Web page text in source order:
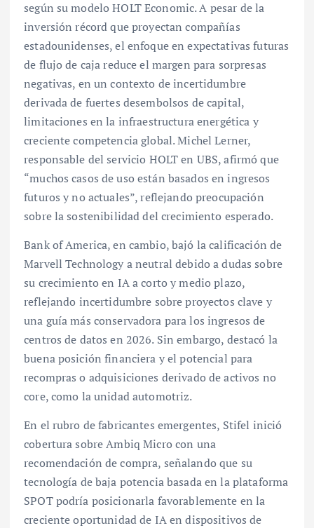
según su modelo HOLT Economic. A pesar de la
inversión récord que proyectan compañías
estadounidenses, el enfoque en expectativas futuras
de flujo de caja reduce el margen para sorpresas
negativas, en un contexto de incertidumbre
derivada de fuertes desembolsos de capital,
limitaciones en la infraestructura energética y
creciente competencia global. Michel Lerner,
responsable del servicio HOLT en UBS, afirmó que
“muchos casos de uso están basados en ingresos
futuros y no actuales”, reflejando preocupación
sobre la sostenibilidad del crecimiento esperado.
Bank of America, en cambio, bajó la calificación de
Marvell Technology a neutral debido a dudas sobre
su crecimiento en IA a corto y medio plazo,
reflejando incertidumbre sobre proyectos clave y
una guía más conservadora para los ingresos de
centros de datos en 2026. Sin embargo, destacó la
buena posición financiera y el potencial para
recompras o adquisiciones derivado de activos no
core, como la unidad automotriz.
En el rubro de fabricantes emergentes, Stifel inició
cobertura sobre Ambiq Micro con una
recomendación de compra, señalando que su
tecnología de baja potencia basada en la plataforma
SPOT podría posicionarla favorablemente en la
creciente oportunidad de IA en dispositivos de